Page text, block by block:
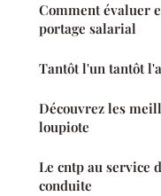
Comment évaluer
portage salarial
Tantôt l'un tantôt
Découvrez les
loupiote
Le cntp au service
conduite